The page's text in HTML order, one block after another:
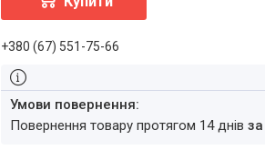
+380 (67) 551-75-66
повернення товару протягом 14 днів